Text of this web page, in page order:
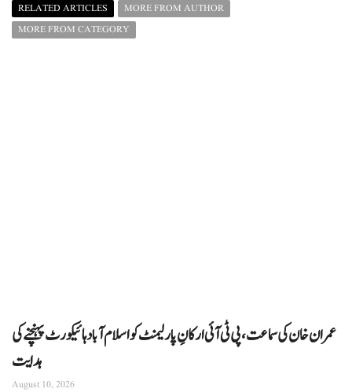
RELATED ARTICLES
MORE FROM AUTHOR
MORE FROM CATEGORY
عمران خان کی سماعت، پی ٹی آئی ارکانِ پارلیمنٹ کو اسلام آباد ہائیکورٹ پہنچنے کی
ہدایت
August 10, 2026